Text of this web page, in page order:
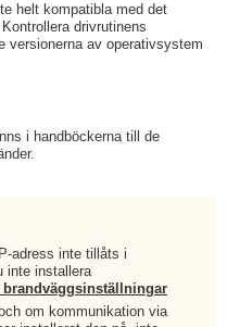
helt kompatibla med det
drivrutinens
versionerna av operativsystem
i handböckerna till de
adress inte tillåts i
inte installera
brandväggsinställningar
om kommunikation via